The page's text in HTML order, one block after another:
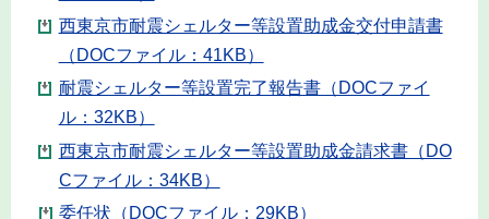
西東京市耐震シェルター等設置助成金交付申請書
（DOCファイル：41KB）
耐震シェルター等設置完了報告書（DOCファイ
ル：32KB）
西東京市耐震シェルター等設置助成金請求書（DO
Cファイル：34KB）
委任状（DOCファイル：29KB）